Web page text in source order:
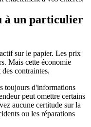
à un particulier
sur le papier. Les prix
Mais cette économie
contraintes.
toujours d'informations
peut omettre certains
aucune certitude sur la
ou les réparations